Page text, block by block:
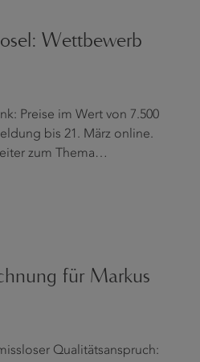
Wettbewerb
Preise im Wert von 7.500
bis 21. März online.
zum Thema…
für Markus
Qualitätsanspruch: